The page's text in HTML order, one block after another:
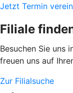
Jetzt Termin
Filiale
Besuchen Sie uns
freuen uns auf
Zur Filialsuche